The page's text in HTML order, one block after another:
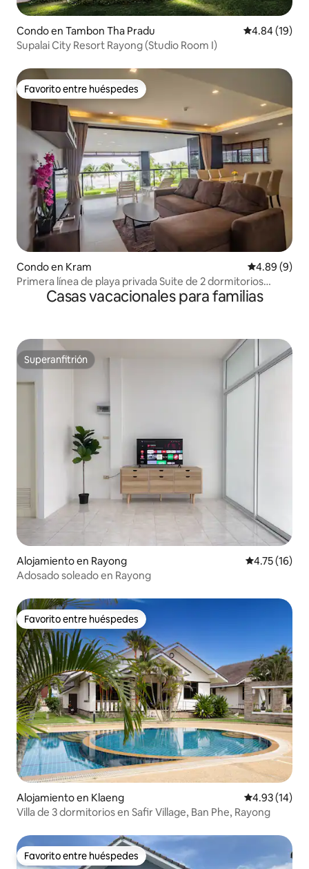
Condo en Tambon Tha Pradu Calificación
4.84 (19)
Supalai City Resort Rayong (Studio Room I)
Favorito entre huéspedes
Favorito entre huéspedes
Condo en Kram Calificación
4.89 (9)
Primera línea de playa privada Suite de 2 dormitorios
Vistas al mar
Casas vacacionales para familias
Superanfitrión
Superanfitrión
Alojamiento en Rayong Calificación
4.75 (16)
Adosado soleado en Rayong
Favorito entre huéspedes
Favorito entre huéspedes
Alojamiento en Klaeng Calificación
4.93 (14)
Villa de 3 dormitorios en Safir Village, Ban Phe, Rayong
Favorito entre huéspedes
Favorito entre huéspedes